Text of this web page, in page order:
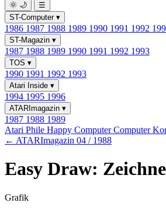
🌞 🌙
☰
ST-Computer ▾
1986 1987 1988 1989 1990 1991 1992
ST-Magazin ▾
1987 1988 1989 1990 1991 1992 1993
TOS ▾
1990 1991 1992 1993
Atari Inside ▾
1994 1995 1996
ATARImagazin ▾
1987 1988 1989
Atari Phile Happy ComputerComputer
← ATARImagazin 04 / 1988
Easy Draw:
Grafik